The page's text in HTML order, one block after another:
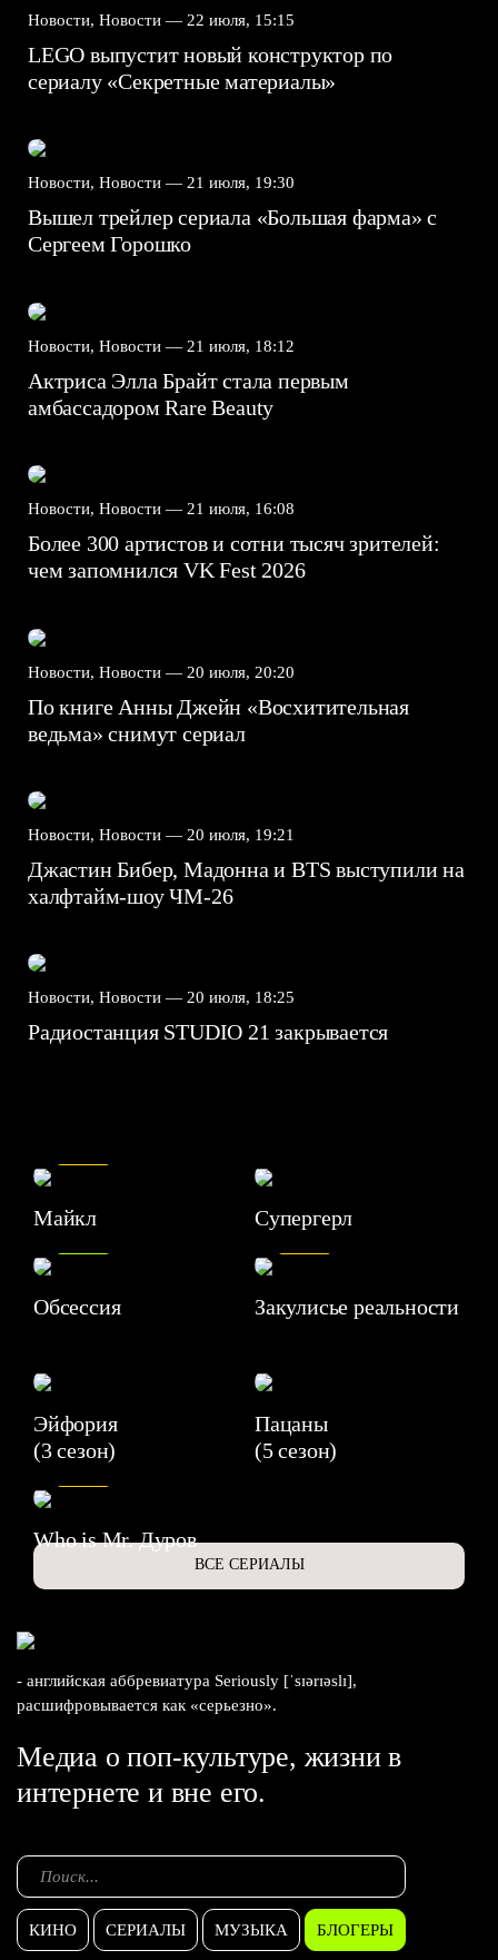
Новости, Новости — 22 июля, 15:15
LEGO выпустит новый конструктор по
сериалу «Секретные материалы»
Новости, Новости — 21 июля, 19:30
Вышел трейлер сериала «Большая фарма» с
Сергеем Горошко
Новости, Новости — 21 июля, 18:12
Актриса Элла Брайт стала первым
амбассадором Rare Beauty
Новости, Новости — 21 июля, 16:08
Более 300 артистов и сотни тысяч зрителей:
чем запомнился VK Fest 2026
Новости, Новости — 20 июля, 20:20
По книге Анны Джейн «Восхитительная
ведьма» снимут сериал
Новости, Новости — 20 июля, 19:21
Джастин Бибер, Мадонна и BTS выступили на
халфтайм-шоу ЧМ-26
Новости, Новости — 20 июля, 18:25
Радиостанция STUDIO 21 закрывается
Майкл Супергерл
Обсессия
7.1
Закулисье реальности
Эйфория
(3 сезон)
Пацаны
(5 сезон)
6.3
Who is Mr. Дуров
ВСЕ СЕРИАЛЫ
- английская аббревиатура Seriously [ˈsɪərɪəslɪ],
расшифровывается как «серьезно».
Медиа о поп-культуре, жизни в
интернете и вне его.
КИНО СЕРИАЛЫ МУЗЫКА БЛОГЕРЫ